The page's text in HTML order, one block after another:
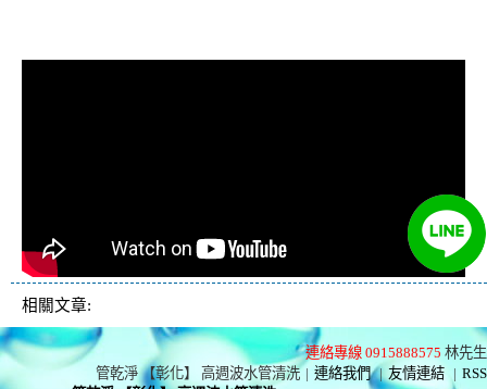
相關文章:
連絡專線 0915888575 林先生
管乾淨 【彰化】 高週波水管清洗 | 連絡我們 | 友情連結 | RSS